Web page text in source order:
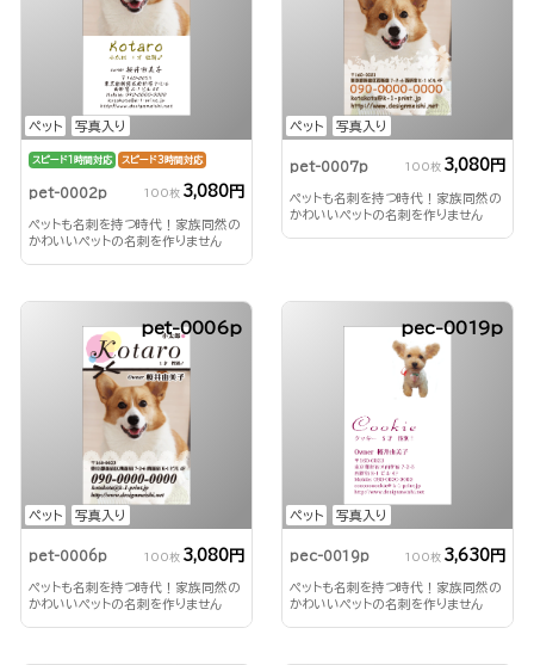
ペット 写真入り
スピード1時間対応 スピード3時間対応
pet-0002p 100枚 3,080円
ペットも名刺を持つ時代！家族同然の
かわいいペットの名刺を作りません
ペット 写真入り
pet-0007p 100枚 3,080円
ペットも名刺を持つ時代！家族同然の
かわいいペットの名刺を作りません
ペット 写真入り
pet-0006p
pet-0006p 100枚 3,080円
ペットも名刺を持つ時代！家族同然の
かわいいペットの名刺を作りません
ペット 写真入り
pec-0019p
pec-0019p 100枚 3,630円
ペットも名刺を持つ時代！家族同然の
かわいいペットの名刺を作りません